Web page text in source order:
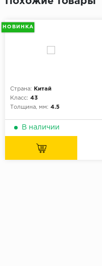
НОВИНКА
Страна:
Китай
Класс: 43
Толщина, мм: 4.5
В наличии